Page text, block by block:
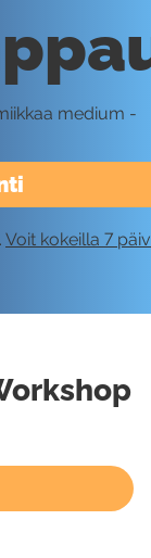
medium -
Voit kokeilla 7